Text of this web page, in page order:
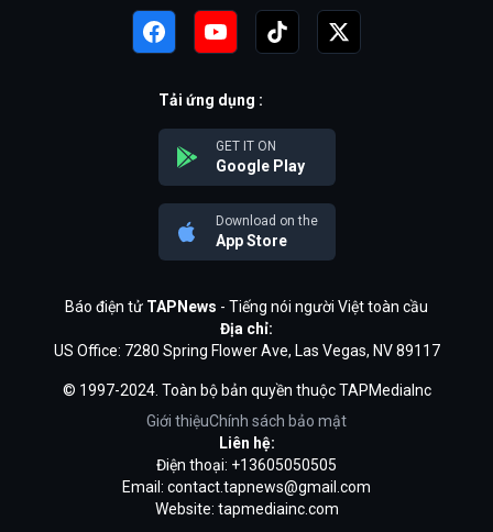
Tải ứng dụng :
GET IT ON
Google Play
Download on the
App Store
Báo điện tử TAPNews - Tiếng nói người Việt toàn cầu
Địa chỉ:
US Office: 7280 Spring Flower Ave, Las Vegas, NV 89117
© 1997-2024. Toàn bộ bản quyền thuộc TAPMediaInc
Giới thiệuChính sách bảo mật
Liên hệ:
Điện thoại: +13605050505
Email: contact.tapnews@gmail.com
Website: tapmediainc.com